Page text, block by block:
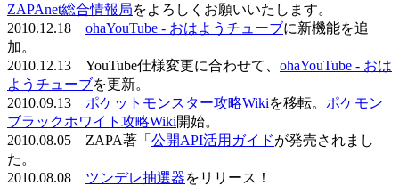
ZAPAnet総合情報局をよろしくお願いいたします。
2010.12.18 ohaYouTube - おはようチューブに新機能を追
加。
2010.12.13 YouTube仕様変更に合わせて、 ohaYouTube - おは
ようチューブを更新。
2010.09.13 ポケットモンスター攻略Wikiを移転。 ポケモン
ブラックホワイト攻略Wiki開始。
2010.08.05 ZAPA著「 公開API活用ガイドが発売されまし
た。
2010.08.08 ツンデレ抽選器をリリース！